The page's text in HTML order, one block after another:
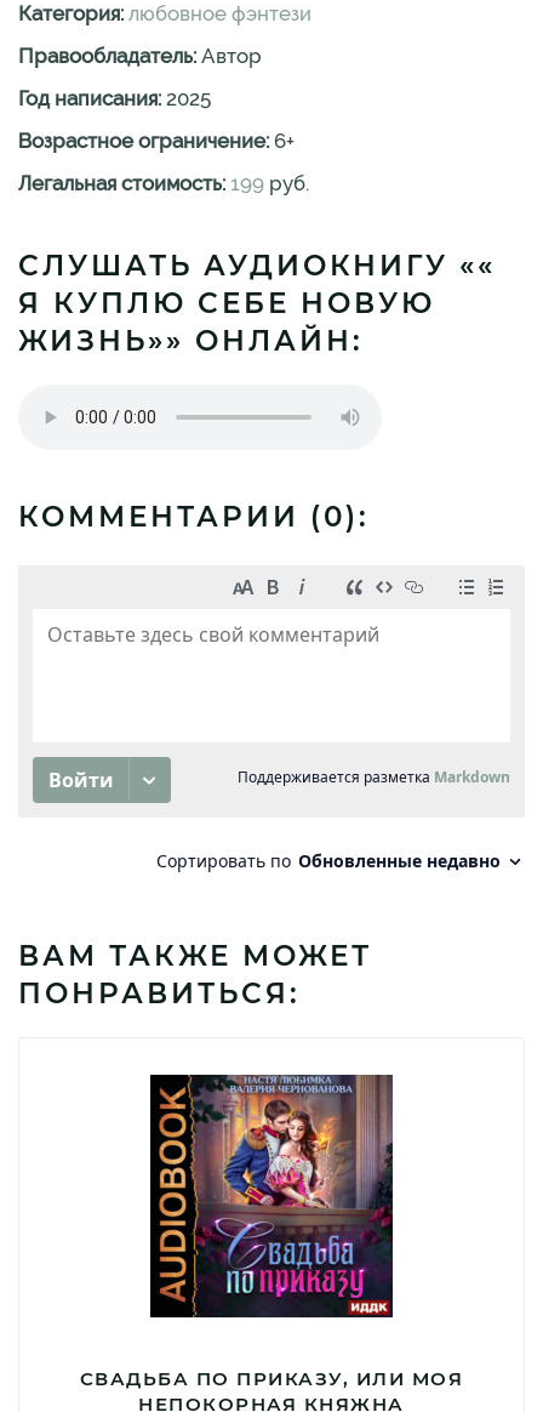
Категория: любовное фэнтези
Правообладатель: Автор
Год написания: 2025
Возрастное ограничение: 6+
Легальная стоимость: 199 руб.
СЛУШАТЬ АУДИОКНИГУ ««
Я КУПЛЮ СЕБЕ НОВУЮ
ЖИЗНЬ»» ОНЛАЙН:
КОММЕНТАРИИ (0):
ВАМ ТАКЖЕ МОЖЕТ
ПОНРАВИТЬСЯ:
СВАДЬБА ПО ПРИКАЗУ, ИЛИ МОЯ
НЕПОКОРНАЯ КНЯЖНА